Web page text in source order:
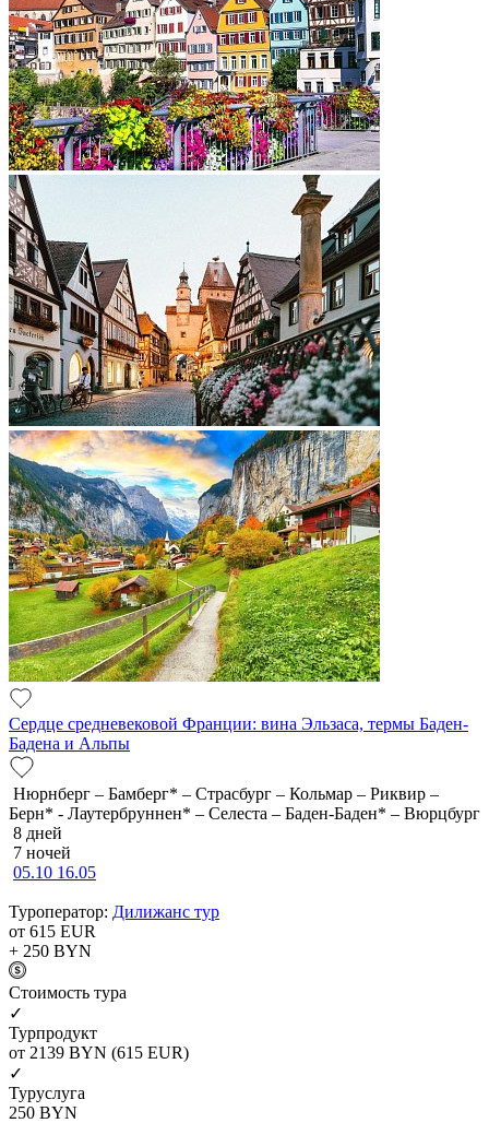
Сердце средневековой Франции: вина Эльзаса, термы Баден-
Бадена и Альпы
Нюрнберг – Бамберг* – Страсбург – Кольмар – Риквир –
Берн* - Лаутербруннен* – Селеста – Баден-Баден* – Вюрцбург
8 дней
7 ночей
05.10 16.05
Туроператор: Дилижанс тур
от 615 EUR
+ 250 BYN
Cтоимость тура
✓
Турпродукт
от 2139 BYN (615 EUR)
✓
Туруслуга
250 BYN